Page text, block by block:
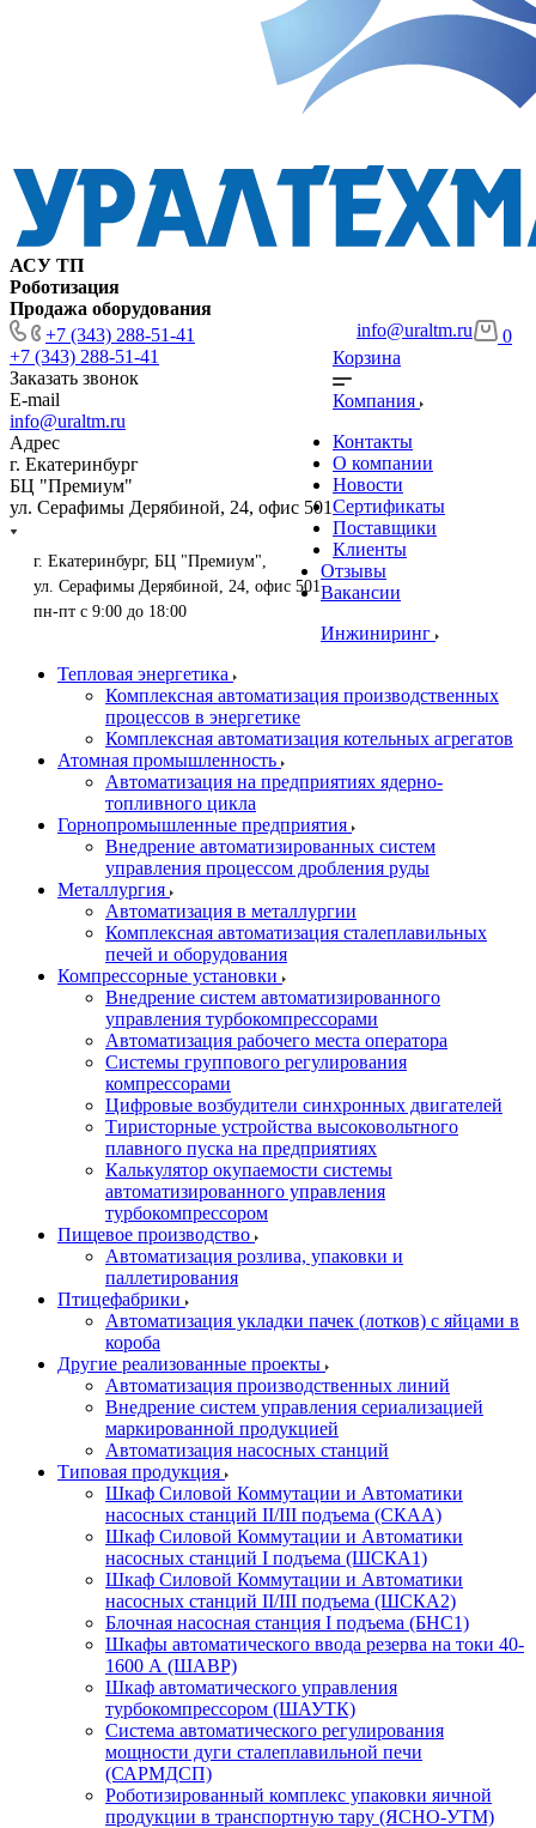
АСУ ТП
Роботизация
Продажа оборудования
+7 (343) 288-51-41
+7 (343) 288-51-41
Заказать звонок
E-mail
info@uraltm.ru
Адрес
г. Екатеринбург
БЦ "Премиум"
ул. Серафимы Дерябиной, 24, офис 501
info@uraltm.ru
г. Екатеринбург, БЦ "Премиум",
ул. Серафимы Дерябиной, 24, офис 501
пн-пт с 9:00 до 18:00
0
Корзина
Компания
Контакты
О компании
Новости
Сертификаты
Поставщики
Клиенты
Отзывы
Вакансии
Инжиниринг
Тепловая энергетика
Комплексная автоматизация производственных
процессов в энергетике
Комплексная автоматизация котельных агрегатов
Атомная промышленность
Автоматизация на предприятиях ядерно-
топливного цикла
Горнопромышленные предприятия
Внедрение автоматизированных систем
управления процессом дробления руды
Металлургия
Автоматизация в металлургии
Комплексная автоматизация сталеплавильных
печей и оборудования
Компрессорные установки
Внедрение систем автоматизированного
управления турбокомпрессорами
Автоматизация рабочего места оператора
Системы группового регулирования
компрессорами
Цифровые возбудители синхронных двигателей
Тиристорные устройства высоковольтного
плавного пуска на предприятиях
Калькулятор окупаемости системы
автоматизированного управления
турбокомпрессором
Пищевое производство
Автоматизация розлива, упаковки и
паллетирования
Птицефабрики
Автоматизация укладки пачек (лотков) с яйцами в
короба
Другие реализованные проекты
Автоматизация производственных линий
Внедрение систем управления сериализацией
маркированной продукцией
Автоматизация насосных станций
Типовая продукция
Шкаф Силовой Коммутации и Автоматики
насосных станций II/III подъема (СКАА)
Шкаф Силовой Коммутации и Автоматики
насосных станций I подъема (ШСКА1)
Шкаф Силовой Коммутации и Автоматики
насосных станций II/III подъема (ШСКА2)
Блочная насосная станция I подъема (БНС1)
Шкафы автоматического ввода резерва на токи 40-
1600 А (ШАВР)
Шкаф автоматического управления
турбокомпрессором (ШАУТК)
Система автоматического регулирования
мощности дуги сталеплавильной печи
(САРМДСП)
Роботизированный комплекс упаковки яичной
продукции в транспортную тару (ЯСНО-УТМ)